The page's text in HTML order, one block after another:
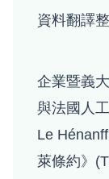
資料翻譯
企業暨義
與法國人
Le
萊條約》